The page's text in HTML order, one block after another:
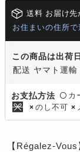
送料 お届け先
お住まいの住所
この商品は出荷
配送 ヤマト運輸
お支払方法 〇 カ
× のし不可 ×
【Régalez-